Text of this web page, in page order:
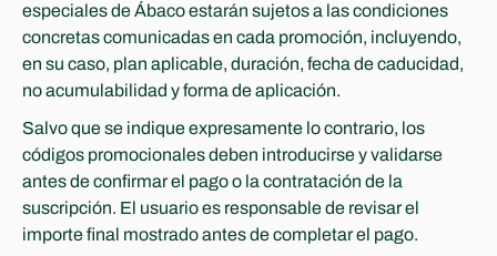
especiales de Ábaco estarán sujetos a las condiciones
concretas comunicadas en cada promoción, incluyendo,
en su caso, plan aplicable, duración, fecha de caducidad,
no acumulabilidad y forma de aplicación.
Salvo que se indique expresamente lo contrario, los
códigos promocionales deben introducirse y validarse
antes de confirmar el pago o la contratación de la
suscripción. El usuario es responsable de revisar el
importe final mostrado antes de completar el pago.